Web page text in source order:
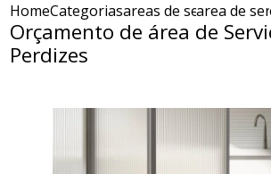
HomeCategoriasareas de servico
area de
Orçamento de área de
Perdizes